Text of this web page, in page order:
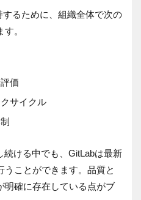
るために、組織全体で次の
。
価
サイクル
続ける中でも、GitLabは最新
ことができます。品質と
明確に存在している点がブ